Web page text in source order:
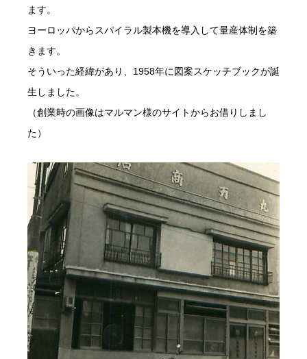
ます。
ヨーロッパからスパイラル製本機を導入して量産体制を築
きます。
そういった経緯があり、1958年に図案スケッチブックが誕
生しました。
（創業時の画像はマルマン様のサイトからお借りしまし
た）